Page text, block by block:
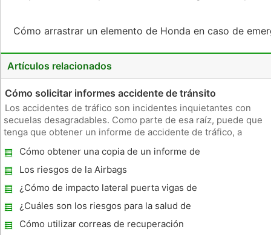
Cómo arrastrar un elemento de Honda en caso de
Artículos relacionados
Cómo solicitar informes accidente de tránsito
Los accidentes de tráfico son incidentes inquietantes con
secuelas desagradables. Como parte de esa raíz, puede que
tenga que obtener un informe de accidente de tráfico, a
de accidente de tráfico, que puede ayudar a entender lo que
pasó y cu
Cómo obtener una copia de un informe de
accidente Online
Los riesgos de la Airbags
¿Cómo de impacto lateral puerta vigas de
trabajo?
¿Cuáles son los riesgos para la salud de
una batería Prius?
Cómo utilizar correas de recuperación